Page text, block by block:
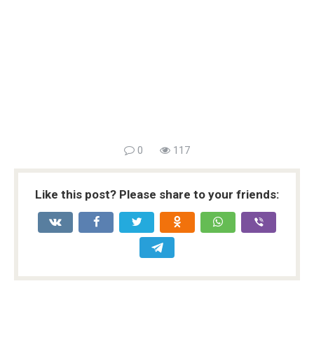
0 117
Like this post? Please share to your friends: